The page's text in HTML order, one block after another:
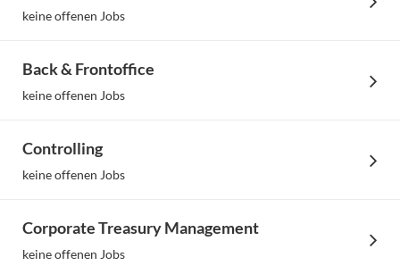
keine offenen Jobs
Back & Frontoffice
keine offenen Jobs
Controlling
keine offenen Jobs
Corporate Treasury Management
keine offenen Jobs
Mehr erfahren